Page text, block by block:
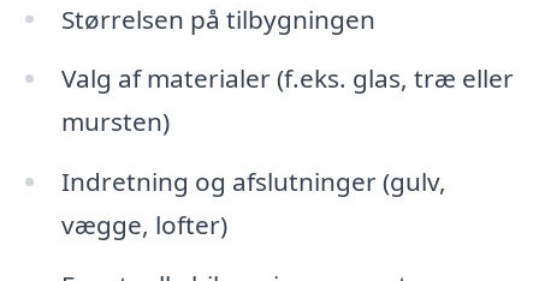
Størrelsen på tilbygningen
Valg af materialer (f.eks. glas, træ eller
mursten)
Indretning og afslutninger (gulv,
vægge, lofter)